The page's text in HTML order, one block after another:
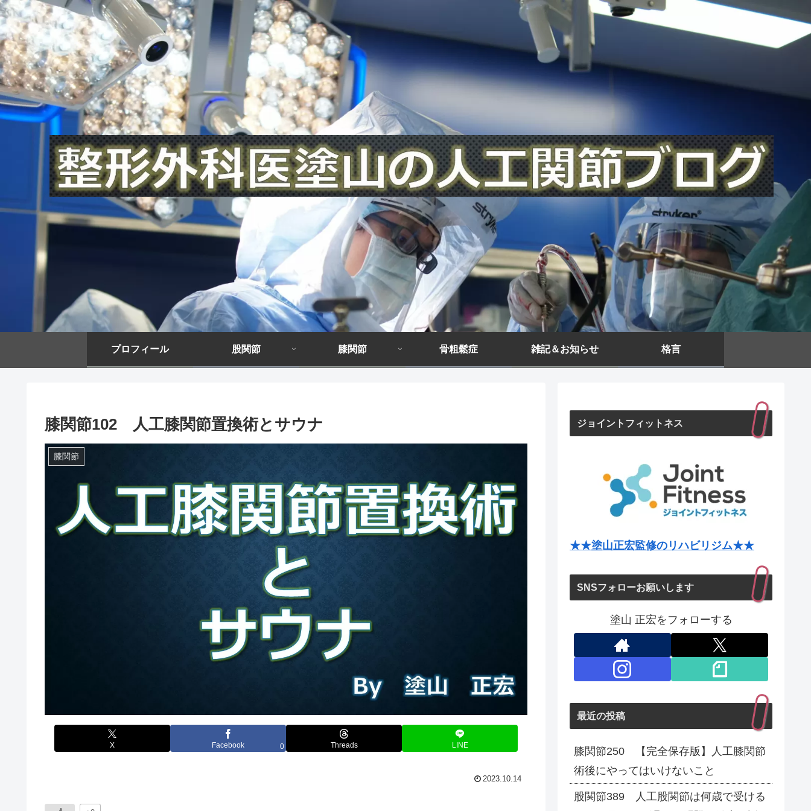
プロフィール 股関節 膝関節 骨粗鬆症 雑記＆お知らせ 格言
膝関節102 人工膝関節置換術とサウナ
膝関節
X Facebook 0 Threads LINE
2023.10.14
ジョイントフィットネス
★★塗山正宏監修のリハビリジム★★
SNSフォローお願いします
塗山 正宏をフォローする
最近の投稿
膝関節250 【完全保存版】人工膝関節
術後にやってはいけないこと
股関節389 人工股関節は何歳で受ける